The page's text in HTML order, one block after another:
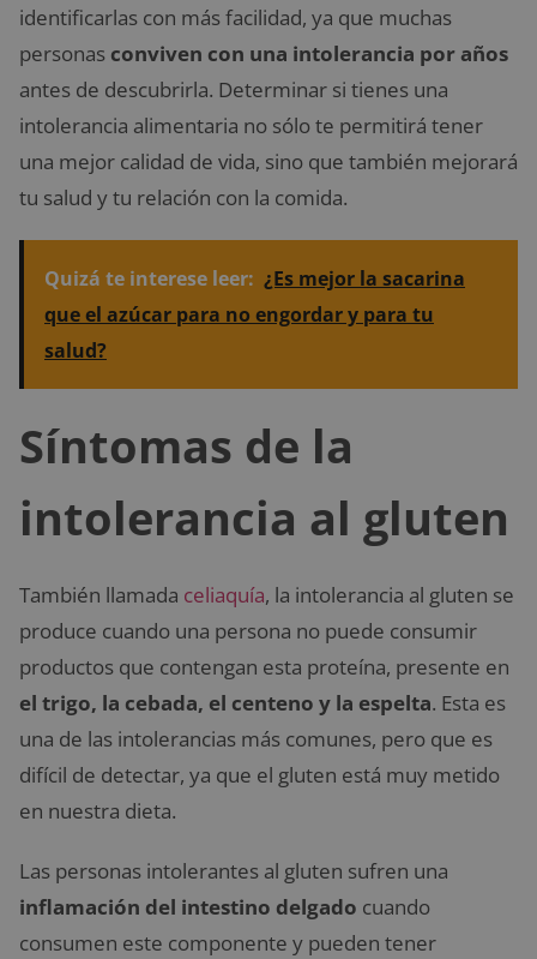
identificarlas con más facilidad, ya que muchas
personas conviven con una intolerancia por años
antes de descubrirla. Determinar si tienes una
intolerancia alimentaria no sólo te permitirá tener
una mejor calidad de vida, sino que también mejorará
tu salud y tu relación con la comida.
Quizá te interese leer: ¿Es mejor la sacarina
que el azúcar para no engordar y para tu
salud?
Síntomas de la
intolerancia al gluten
También llamada celiaquía, la intolerancia al gluten se
produce cuando una persona no puede consumir
productos que contengan esta proteína, presente en
el trigo, la cebada, el centeno y la espelta. Esta es
una de las intolerancias más comunes, pero que es
difícil de detectar, ya que el gluten está muy metido
en nuestra dieta.
Las personas intolerantes al gluten sufren una
inflamación del intestino delgado cuando
consumen este componente y pueden tener